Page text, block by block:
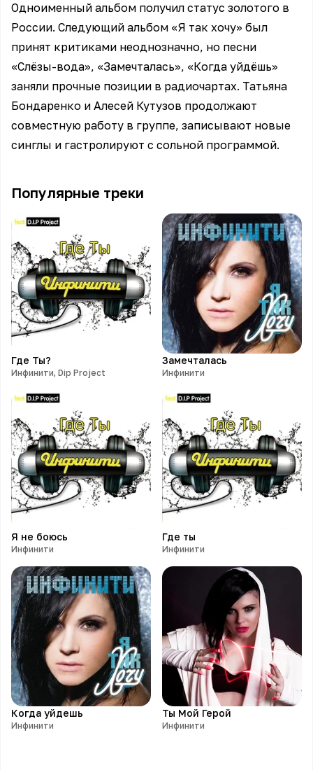
Одноименный альбом получил статус золотого в
России. Следующий альбом «Я так хочу» был
принят критиками неоднозначно, но песни
«Слёзы-вода», «Замечталась», «Когда уйдёшь»
заняли прочные позиции в радиочартах. Татьяна
Бондаренко и Алесей Кутузов продолжают
совместную работу в группе, записывают новые
синглы и гастролируют с сольной программой.
Популярные треки
Где Ты?
Инфинити, Dip Project
Замечталась
Инфинити
Я не боюсь
Инфинити
Где ты
Инфинити
Когда уйдешь
Инфинити
Ты Мой Герой
Инфинити